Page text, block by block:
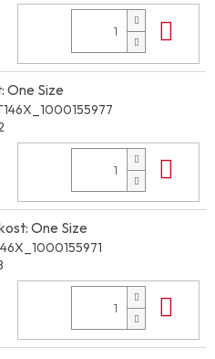
One Size
One Size